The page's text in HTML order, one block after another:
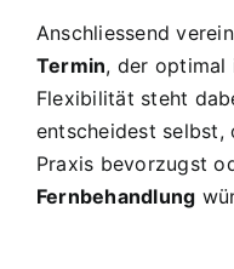
Anschliessend
Termin, der optimal
Flexibilität steht
entscheidest selbst,
Praxis bevorzugst
Fernbehandlung